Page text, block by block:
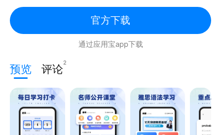
官方下载
通过应用宝app下载
预览 评论2